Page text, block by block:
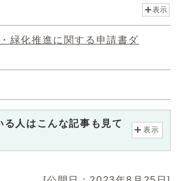
表示
緑化推進に関する申請書ダ
る人はこんな記事も見て
表示